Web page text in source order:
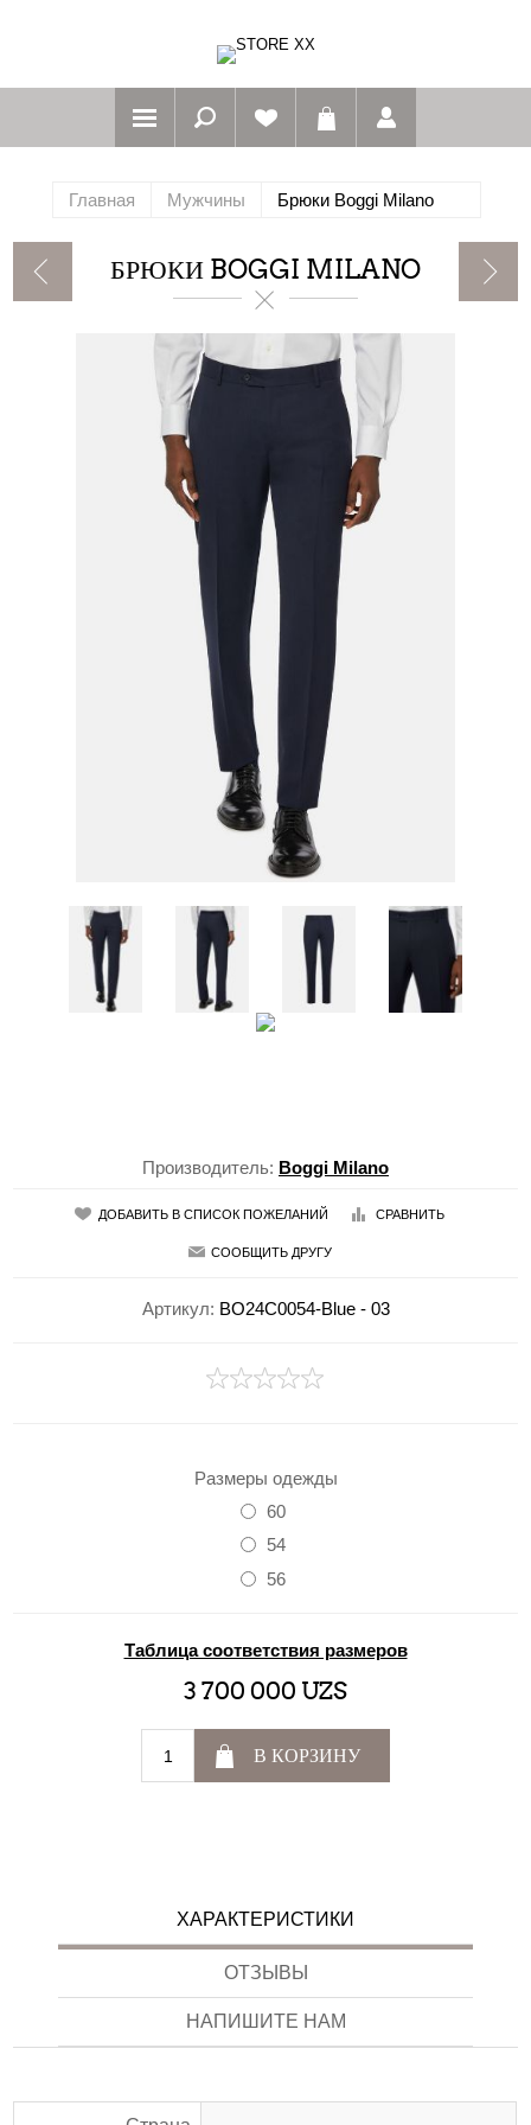
Главная Мужчины Брюки Boggi Milano
БРЮКИ BOGGI MILANO
Производитель: Boggi Milano
ДОБАВИТЬ В СПИСОК ПОЖЕЛАНИЙ СРАВНИТЬ
СООБЩИТЬ ДРУГУ
Артикул: BO24C0054-Blue - 03
Размеры одежды
60
54
56
Таблица соответствия размеров
3 700 000 UZS
В КОРЗИНУ
ХАРАКТЕРИСТИКИ
ОТЗЫВЫ
НАПИШИТЕ НАМ